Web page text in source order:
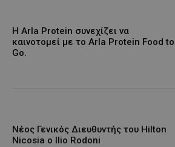
Η Arla Protein συνεχίζει να
καινοτομεί με το Arla Protein Food to
Go.
Νέος Γενικός Διευθυντής του Hilton
Nicosia ο Ilio Rodoni